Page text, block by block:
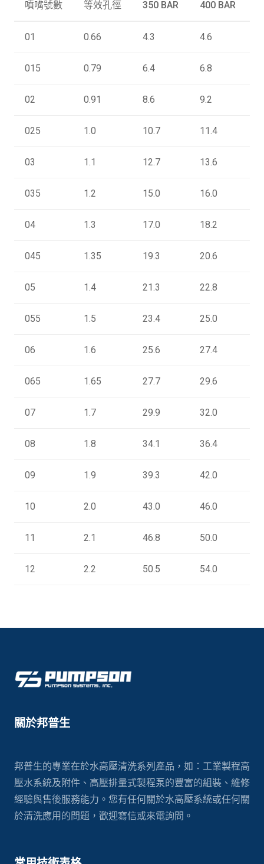
噴嘴號數 等效孔徑 350 BAR 400 BAR
01 0.66 4.3 4.6
015 0.79 6.4 6.8
02 0.91 8.6 9.2
025 1.0 10.7 11.4
03 1.1 12.7 13.6
035 1.2 15.0 16.0
04 1.3 17.0 18.2
045 1.35 19.3 20.6
05 1.4 21.3 22.8
055 1.5 23.4 25.0
06 1.6 25.6 27.4
065 1.65 27.7 29.6
07 1.7 29.9 32.0
08 1.8 34.1 36.4
09 1.9 39.3 42.0
10 2.0 43.0 46.0
11 2.1 46.8 50.0
12 2.2 50.5 54.0
關於邦普生
邦普生的專業在於水高壓清洗系列產品，如：工業製程高
壓水系統及附件、高壓排量式製程泵的豐富的組裝、維修
經驗與售後服務能力。您有任何關於水高壓系統或任何關
於清洗應用的問題，歡迎寫信或來電詢問。